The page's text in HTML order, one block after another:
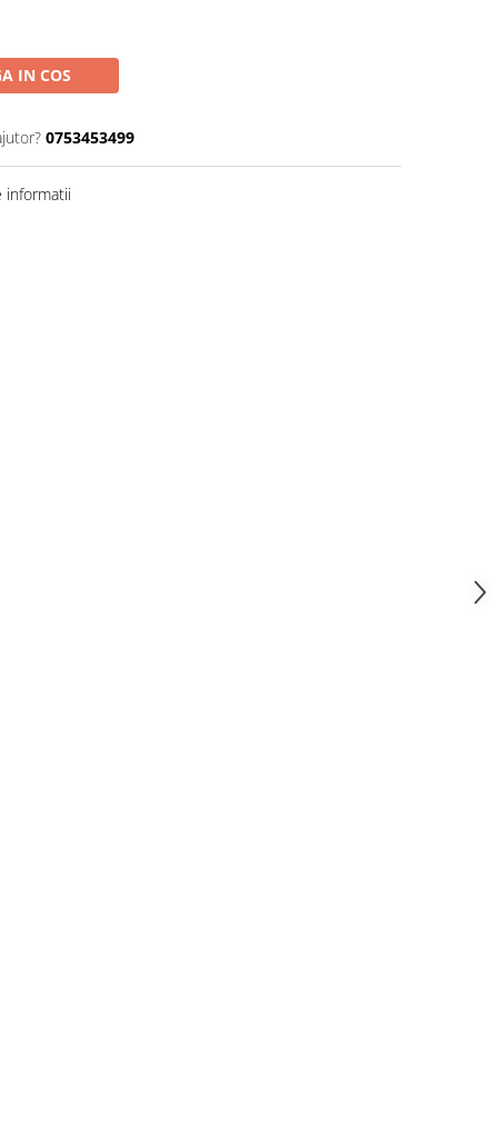
IN COS
0753453499
informatii